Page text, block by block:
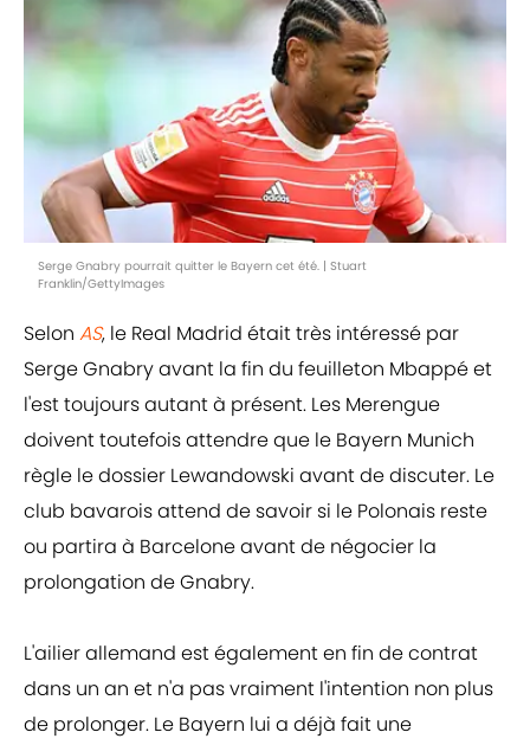
Serge Gnabry pourrait quitter le Bayern cet été. | Stuart
Franklin/GettyImages
Selon AS, le Real Madrid était très intéressé par
Serge Gnabry avant la fin du feuilleton Mbappé et
l'est toujours autant à présent. Les Merengue
doivent toutefois attendre que le Bayern Munich
règle le dossier Lewandowski avant de discuter. Le
club bavarois attend de savoir si le Polonais reste
ou partira à Barcelone avant de négocier la
prolongation de Gnabry.
L'ailier allemand est également en fin de contrat
dans un an et n'a pas vraiment l'intention non plus
de prolonger. Le Bayern lui a déjà fait une